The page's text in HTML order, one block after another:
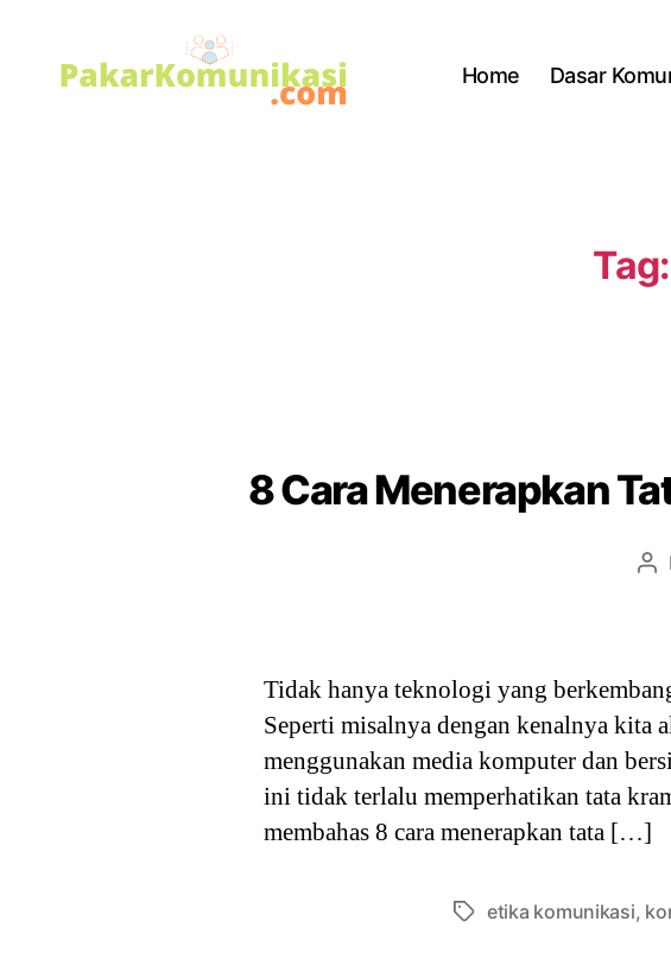
Home Dasar
Tag:
8 Cara Menerapkan
Tidak hanya teknologi yang
Seperti misalnya dengan kenalnya kita
menggunakan media komputer dan
ini tidak terlalu memperhatikan tata
membahas 8 cara menerapkan tata […]
Tagsetika komunikasi,